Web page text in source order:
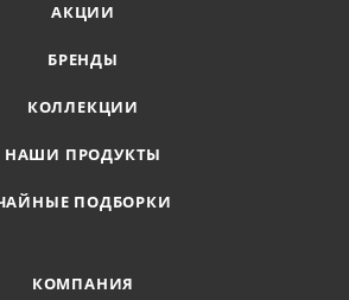
АКЦИИ
БРЕНДЫ
КОЛЛЕКЦИИ
НАШИ ПРОДУКТЫ
ПОДБОРКИ
КОМПАНИЯ